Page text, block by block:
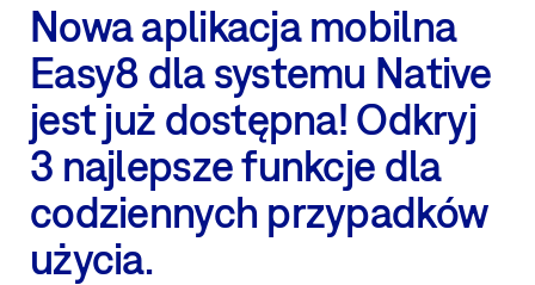
Nowa aplikacja mobilna
Easy8 dla systemu Native
jest już dostępna! Odkryj
3 najlepsze funkcje dla
codziennych przypadków
użycia.